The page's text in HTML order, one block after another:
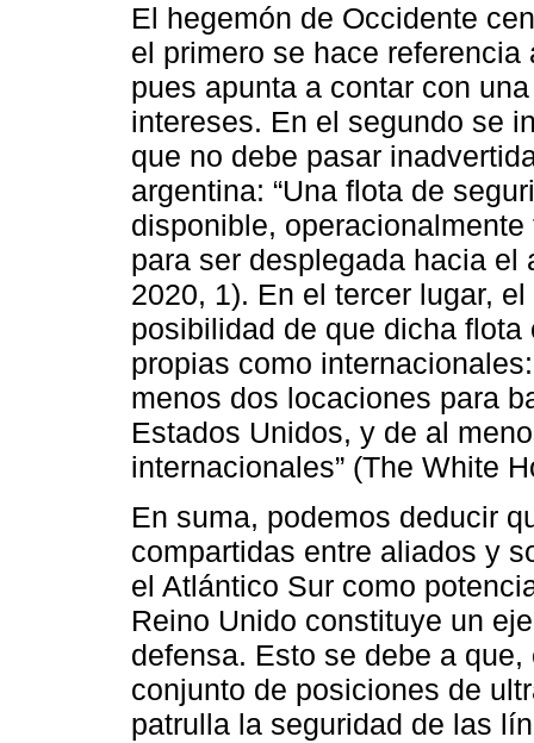
El hegemón de Occidente
el primero se hace
pues apunta a contar con
intereses. En el segundo se
que no debe pasar
argentina: “Una flota de
disponible,
para ser desplegada hacia el
2020, 1). En el tercer lugar,
posibilidad de que dicha
propias como
menos dos locaciones para
Estados Unidos, y de al
internacionales” (The White
En suma, podemos deducir
compartidas entre aliados y
el Atlántico Sur como
Reino Unido constituye un
defensa. Esto se debe a
conjunto de posiciones de
patrulla la seguridad de las